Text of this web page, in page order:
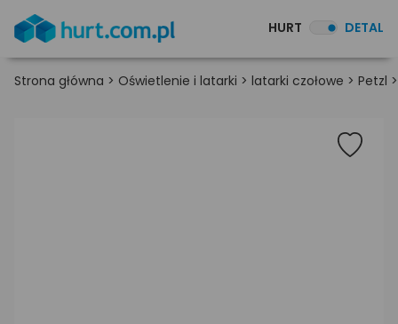
HURT DETAL
Strona główna > Oświetlenie i latarki > latarki czołowe > Petzl